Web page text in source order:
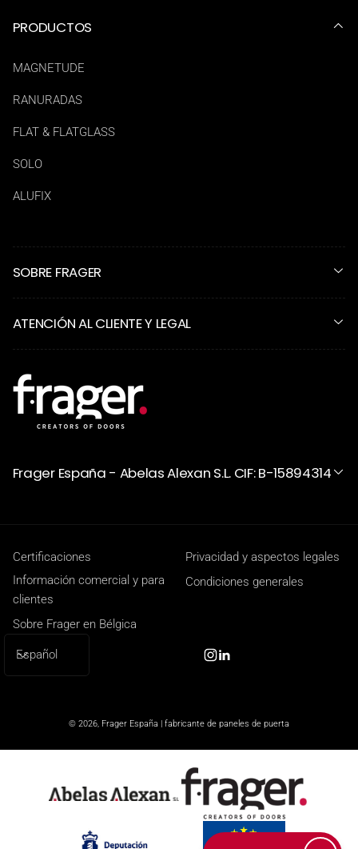
PRODUCTOS
MAGNETUDE
RANURADAS
FLAT & FLATGLASS
SOLO
ALUFIX
SOBRE FRAGER
ATENCIÓN AL CLIENTE Y LEGAL
Frager España - Abelas Alexan S.L. CIF: B-15894314
Certificaciones
Privacidad y aspectos legales
Información comercial y para
clientes
Condiciones generales
Sobre Frager en Bélgica
d
Español
Instagram
Linkedin
© 2026, Frager España | fabricante de paneles de puerta